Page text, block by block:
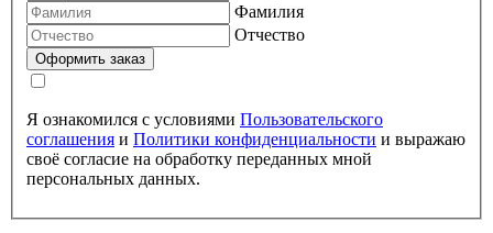
Фамилия
Отчество
Я ознакомился с условиями Пользовательского
соглашения и Политики конфиденциальности и выражаю
своё согласие на обработку переданных мной
персональных данных.